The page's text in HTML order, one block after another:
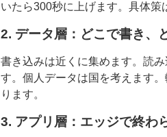
いたら300秒に上げます。具体策
2. データ層：どこで書き、
書き込みは近くに集めます。読
す。個人データは国を考えます
ります。
3. アプリ層：エッジで終わ